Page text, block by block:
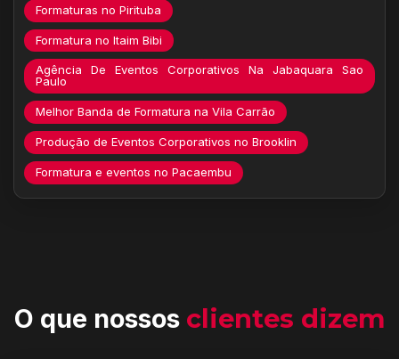
Formaturas no Pirituba
Formatura no Itaim Bibi
Agência De Eventos Corporativos Na Jabaquara Sao
Paulo
Melhor Banda de Formatura na Vila Carrão
Produção de Eventos Corporativos no Brooklin
Formatura e eventos no Pacaembu
O que nossos clientes dizem